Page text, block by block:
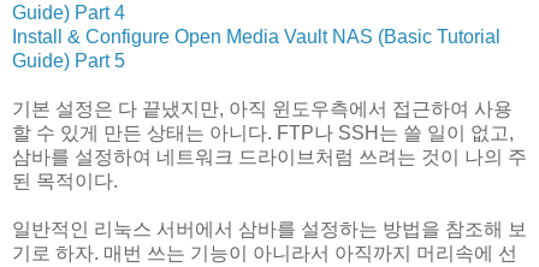
Guide) Part 4
Install & Configure Open Media Vault NAS (Basic Tutorial
Guide) Part 5
기본 설정은 다 끝냈지만, 아직 윈도우측에서 접근하여 사용
할 수 있게 만든 상태는 아니다. FTP나 SSH는 쓸 일이 없고,
삼바를 설정하여 네트워크 드라이브처럼 쓰려는 것이 나의 주
된 목적이다.
일반적인 리눅스 서버에서 삼바를 설정하는 방법을 참조해 보
기로 하자. 매번 쓰는 기능이 아니라서 아직까지 머리속에 선